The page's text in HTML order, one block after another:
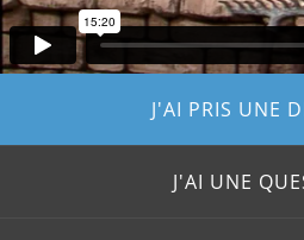
J'AI PRIS UNE
J'AI UNE